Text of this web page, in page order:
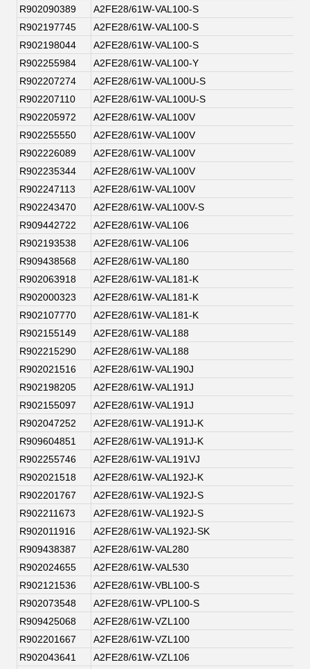
R902090389
A2FE28/61W-VAL100-S
R902197745
A2FE28/61W-VAL100-S
R902198044
A2FE28/61W-VAL100-S
R902255984
A2FE28/61W-VAL100-Y
R902207274
A2FE28/61W-VAL100U-S
R902207110
A2FE28/61W-VAL100U-S
R902205972
A2FE28/61W-VAL100V
R902255550
A2FE28/61W-VAL100V
R902226089
A2FE28/61W-VAL100V
R902235344
A2FE28/61W-VAL100V
R902247113
A2FE28/61W-VAL100V
R902243470
A2FE28/61W-VAL100V-S
R909442722
A2FE28/61W-VAL106
R902193538
A2FE28/61W-VAL106
R909438568
A2FE28/61W-VAL180
R902063918
A2FE28/61W-VAL181-K
R902000323
A2FE28/61W-VAL181-K
R902107770
A2FE28/61W-VAL181-K
R902155149
A2FE28/61W-VAL188
R902215290
A2FE28/61W-VAL188
R902021516
A2FE28/61W-VAL190J
R902198205
A2FE28/61W-VAL191J
R902155097
A2FE28/61W-VAL191J
R902047252
A2FE28/61W-VAL191J-K
R909604851
A2FE28/61W-VAL191J-K
R902255746
A2FE28/61W-VAL191VJ
R902021518
A2FE28/61W-VAL192J-K
R902201767
A2FE28/61W-VAL192J-S
R902211673
A2FE28/61W-VAL192J-S
R902011916
A2FE28/61W-VAL192J-SK
R909438387
A2FE28/61W-VAL280
R902024655
A2FE28/61W-VAL530
R902121536
A2FE28/61W-VBL100-S
R902073548
A2FE28/61W-VPL100-S
R909425068
A2FE28/61W-VZL100
R902201667
A2FE28/61W-VZL100
R902043641
A2FE28/61W-VZL106